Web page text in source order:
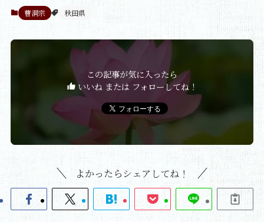
曹洞宗 秋田県
この記事が気に入ったら
いいね または フォローしてね！
よかったらシェアしてね！